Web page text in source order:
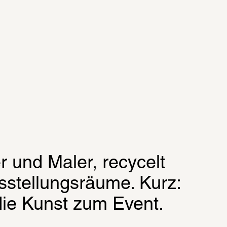
und Maler, recycelt
Kurz:
Kunst zum Event.